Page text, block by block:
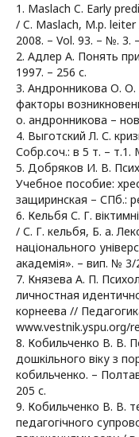
1. Maslach C. Early
/ C. Maslach, M.p.
2008. – Vol. 93. – №. 3.
2. Адлер А. Понять
1997. – 256 с.
3. Андронникова О.
факторы
о. андронникова –
4. Выготский Л. С.
Собр.соч.: в 5 т. – т.1.
5. Добряков И. В.
Учебное пособие:
защиринская – СПб.:
6. Кельбя С. Г.
/ С. Г. кельбя, Б. а.
національного
академія». – вип. № 3/
7. Князева А. П.
личностная
корнеева //
www.vestnik.yspu.org/
8. Кобильченко В. В.
дошкільного віку з
кобильченко. –
205 с.
9. Кобильченко В. В.
педагогічного